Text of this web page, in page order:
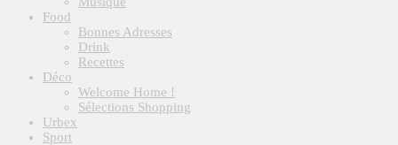
Food
Bonnes Adresses
Drink
Recettes
Déco
Welcome Home !
Sélections Shopping
Urbex
Sport